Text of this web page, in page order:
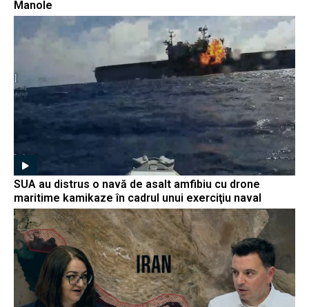
Manole
SUA au distrus o navă de asalt amfibiu cu drone
maritime kamikaze în cadrul unui exerciţiu naval